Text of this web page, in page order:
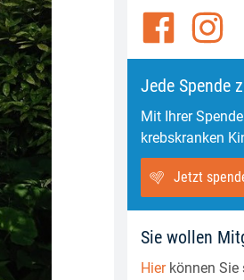
Jede Spende
Mit Ihrer
krebskranken
Jetzt
Sie wollen
Hierkönnen Sie